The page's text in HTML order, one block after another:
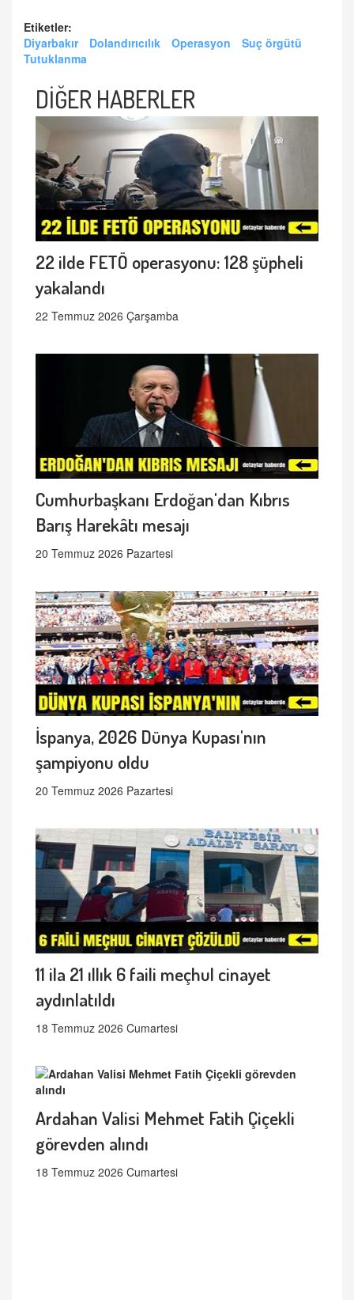
Etiketler:
Diyarbakır
Dolandırıcılık Operasyon
Suç örgütü
Tutuklanma
DİĞER HABERLER
22 ilde FETÖ operasyonu: 128 şüpheli
yakalandı
22 Temmuz 2026 Çarşamba
Cumhurbaşkanı Erdoğan'dan Kıbrıs
Barış Harekâtı mesajı
20 Temmuz 2026 Pazartesi
İspanya, 2026 Dünya Kupası'nın
şampiyonu oldu
20 Temmuz 2026 Pazartesi
11 ila 21 ıllık 6 faili meçhul cinayet
aydınlatıldı
18 Temmuz 2026 Cumartesi
Ardahan Valisi Mehmet Fatih Çiçekli
görevden alındı
18 Temmuz 2026 Cumartesi